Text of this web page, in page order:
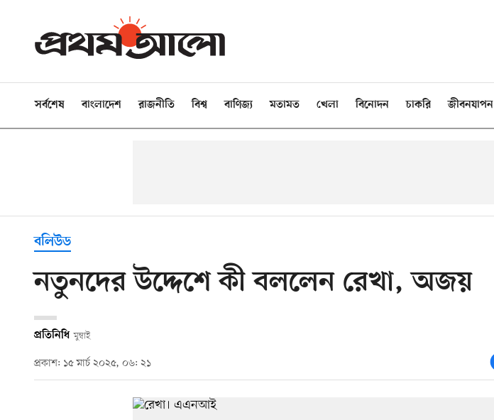
সর্বশেষ বাংলাদেশ রাজনীতি বিশ্ব বাণিজ্য মতামত খেলা বিনোদন চাকরি জীবনযাপন
বলিউড
নতুনদের উদ্দেশে কী বললেন রেখা, অজয়
প্রতিনিধি মুম্বাই
প্রকাশ: ১৫ মার্চ ২০২৫, ০৬: ২১